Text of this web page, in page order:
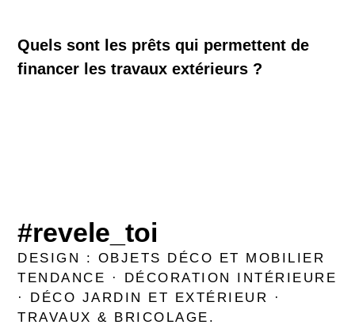
Quels sont les prêts qui permettent de
financer les travaux extérieurs ?
#revele_toi
DESIGN : OBJETS DÉCO ET MOBILIER
TENDANCE · DÉCORATION INTÉRIEURE
· DÉCO JARDIN ET EXTÉRIEUR ·
TRAVAUX & BRICOLAGE.